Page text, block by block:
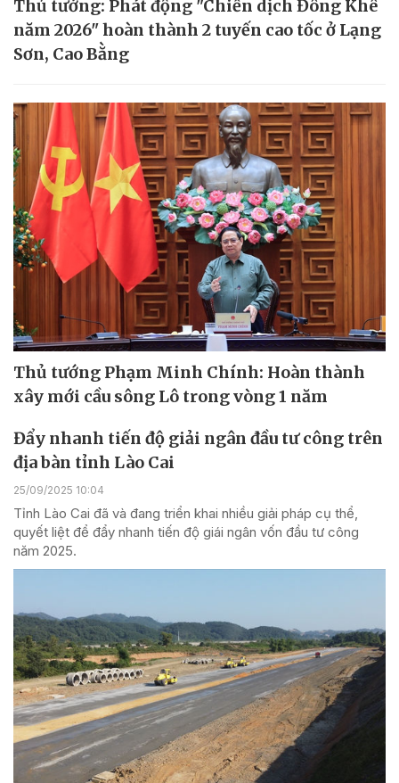
Thủ tướng: Phát động "Chiến dịch Đông Khê
năm 2026" hoàn thành 2 tuyến cao tốc ở Lạng
Sơn, Cao Bằng
Thủ tướng Phạm Minh Chính: Hoàn thành
xây mới cầu sông Lô trong vòng 1 năm
Đẩy nhanh tiến độ giải ngân đầu tư công trên
địa bàn tỉnh Lào Cai
25/09/2025 10:04
Tỉnh Lào Cai đã và đang triển khai nhiều giải pháp cụ thể,
quyết liệt để đẩy nhanh tiến độ giái ngân vốn đầu tư công
năm 2025.